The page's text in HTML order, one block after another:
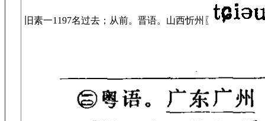
旧素一1197名过去；从前。 晋语。 山西忻州〖